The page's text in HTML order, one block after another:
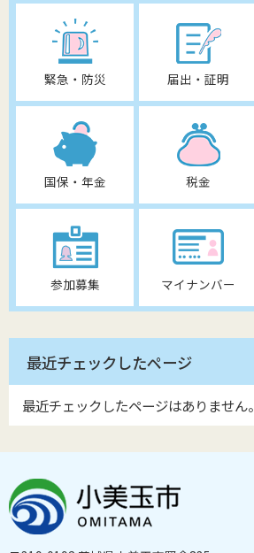
緊急・防災 届出・証明
国保・年金 税金
参加募集 マイナンバー
最近チェックしたページ
最近チェックしたページはありません。